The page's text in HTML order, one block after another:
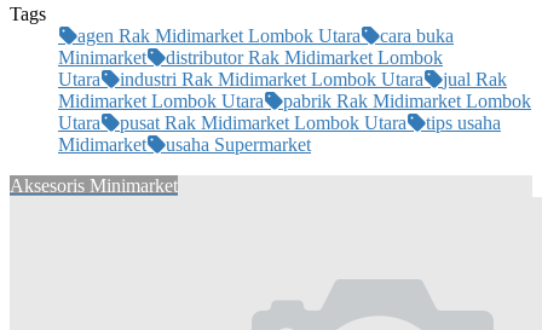
Tags
agen Rak Midimarket Lombok Utara
cara buka
Minimarket
distributor Rak Midimarket Lombok
Utara
industri Rak Midimarket Lombok Utara
jual Rak
Midimarket Lombok Utara
pabrik Rak Midimarket Lombok
Utara
pusat Rak Midimarket Lombok Utara
tips usaha
Midimarket
usaha Supermarket
Aksesoris Minimarket